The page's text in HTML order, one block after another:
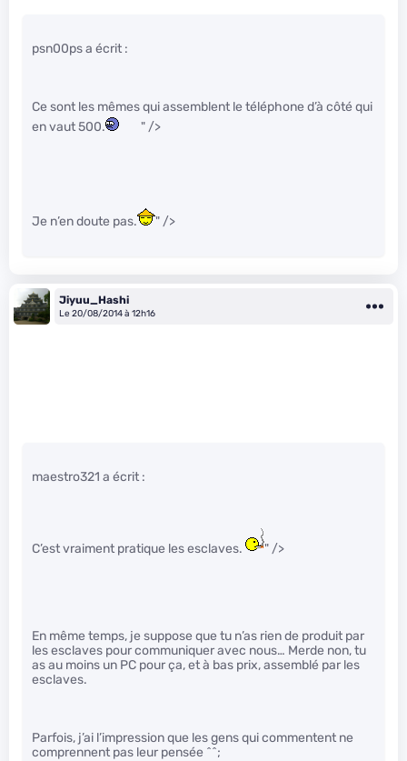
psn00ps a écrit :
Ce sont les mêmes qui assemblent le téléphone d’à côté qui
en vaut 500.
" />
Je n’en doute pas. " />
Jiyuu_Hashi
Le 20/08/2014 à 12h16
maestro321 a écrit :
C’est vraiment pratique les esclaves. " />
En même temps, je suppose que tu n’as rien de produit par
les esclaves pour communiquer avec nous… Merde non, tu
as au moins un PC pour ça, et à bas prix, assemblé par les
esclaves.
Parfois, j’ai l’impression que les gens qui commentent ne
comprennent pas leur pensée ^^;